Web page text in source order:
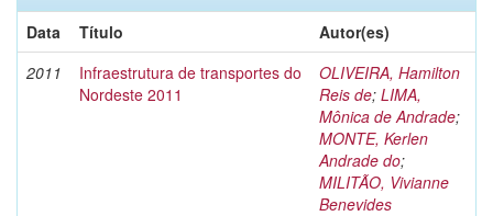
Data
Título
Autor(es)
2011
Infraestrutura de transportes do
Nordeste 2011
OLIVEIRA, Hamilton
Reis de; LIMA,
Mônica de Andrade;
MONTE, Kerlen
Andrade do;
MILITÃO, Vivianne
Benevides